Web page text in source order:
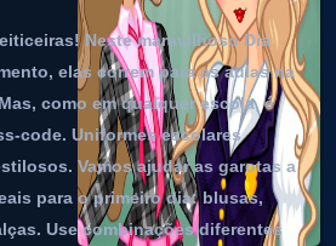
Neste maravilhoso Dia
elas correm para as aulas na
como em qualquer escola, é
code. Uniformes escolares
Vamos ajudar as garotas a
para o primeiro dia: blusas,
Use combinações diferentes